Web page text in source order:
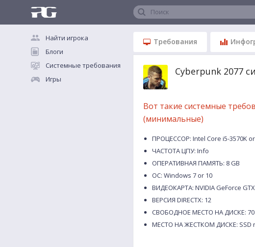
Поиск
Найти игрока
Блоги
Системные требования
Игры
Требования
Cyberpunk 2077
Вот такие системные
(минимальные)
ПРОЦЕССОР: Intel Core i5-3570K or
ЧАСТОТА ЦПУ: Info
ОПЕРАТИВНАЯ ПАМЯТЬ: 8 GB
ОС: Windows 7 or 10
ВИДЕОКАРТА: NVIDIA GeForce
ВЕРСИЯ DIRECTX: 12
СВОБОДНОЕ МЕСТО НА ДИСКЕ: 70
МЕСТО НА ЖЕСТКОМ ДИСКЕ: SSD